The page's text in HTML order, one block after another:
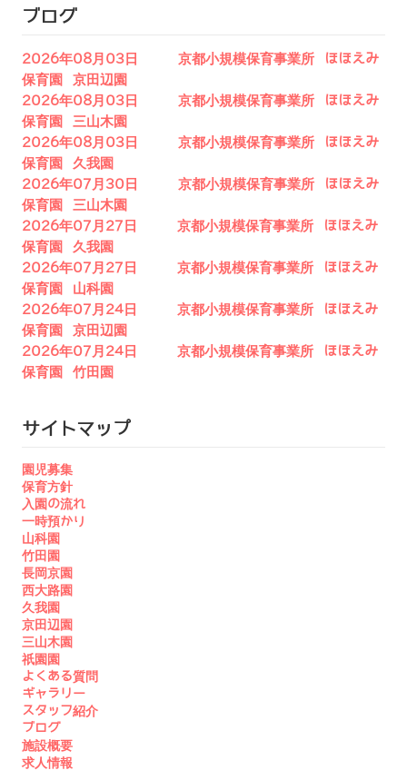
ブログ
2026年08月03日 京都小規模保育事業所 ほほえみ
保育園 京田辺園
2026年08月03日 京都小規模保育事業所 ほほえみ
保育園 三山木園
2026年08月03日 京都小規模保育事業所 ほほえみ
保育園 久我園
2026年07月30日 京都小規模保育事業所 ほほえみ
保育園 三山木園
2026年07月27日 京都小規模保育事業所 ほほえみ
保育園 久我園
2026年07月27日 京都小規模保育事業所 ほほえみ
保育園 山科園
2026年07月24日 京都小規模保育事業所 ほほえみ
保育園 京田辺園
2026年07月24日 京都小規模保育事業所 ほほえみ
保育園 竹田園
サイトマップ
園児募集
保育方針
入園の流れ
一時預かり
山科園
竹田園
長岡京園
西大路園
久我園
京田辺園
三山木園
祇園園
よくある質問
ギャラリー
スタッフ紹介
ブログ
施設概要
求人情報